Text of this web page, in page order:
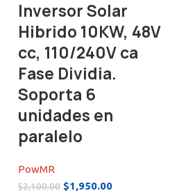
Inversor Solar
Hibrido 10KW, 48V
cc, 110/240V ca
Fase Dividia.
Soporta 6
unidades en
paralelo
PowMR
$2,100.00 $1,950.00